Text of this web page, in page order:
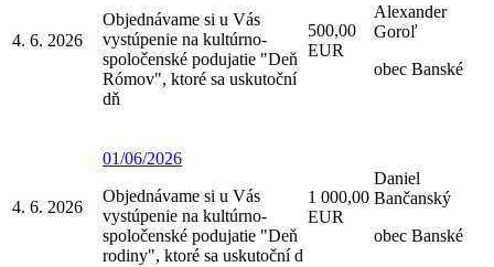
4. 6. 2026
Objednávame si u Vás
vystúpenie na kultúrno-
spoločenské podujatie "Deň
Rómov", ktoré sa uskutoční
dň
500,00
EUR
Alexander
Goroľ
obec Banské
4. 6. 2026
01/06/2026
Objednávame si u Vás
vystúpenie na kultúrno-
spoločenské podujatie "Deň
rodiny", ktoré sa uskutoční d
1 000,00
EUR
Daniel
Bančanský
obec Banské